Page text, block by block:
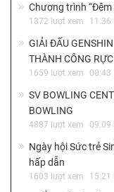
Chương trình
1372 lượt xem
GIẢI ĐẤU
THÀNH CÔNG
1659 lượt xem
SV BOWLING
BOWLING
4887 lượt xem
Ngày hội Sức trẻ
hấp dẫn
1603 lượt xem